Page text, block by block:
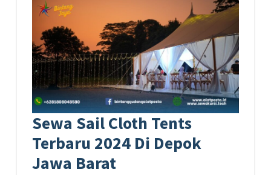
Sewa Sail Cloth Tents
Terbaru 2024 Di Depok
Jawa Barat